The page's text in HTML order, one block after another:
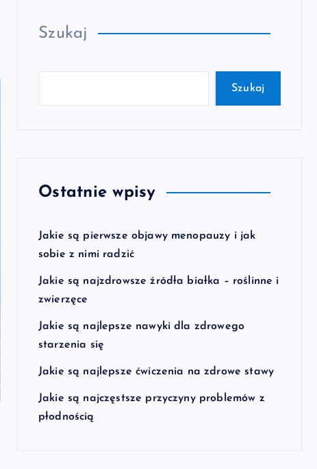
Szukaj
Szukaj
Ostatnie wpisy
Jakie są pierwsze objawy menopauzy i jak
sobie z nimi radzić
Jakie są najzdrowsze źródła białka – roślinne i
zwierzęce
Jakie są najlepsze nawyki dla zdrowego
starzenia się
Jakie są najlepsze ćwiczenia na zdrowe stawy
Jakie są najczęstsze przyczyny problemów z
płodnością